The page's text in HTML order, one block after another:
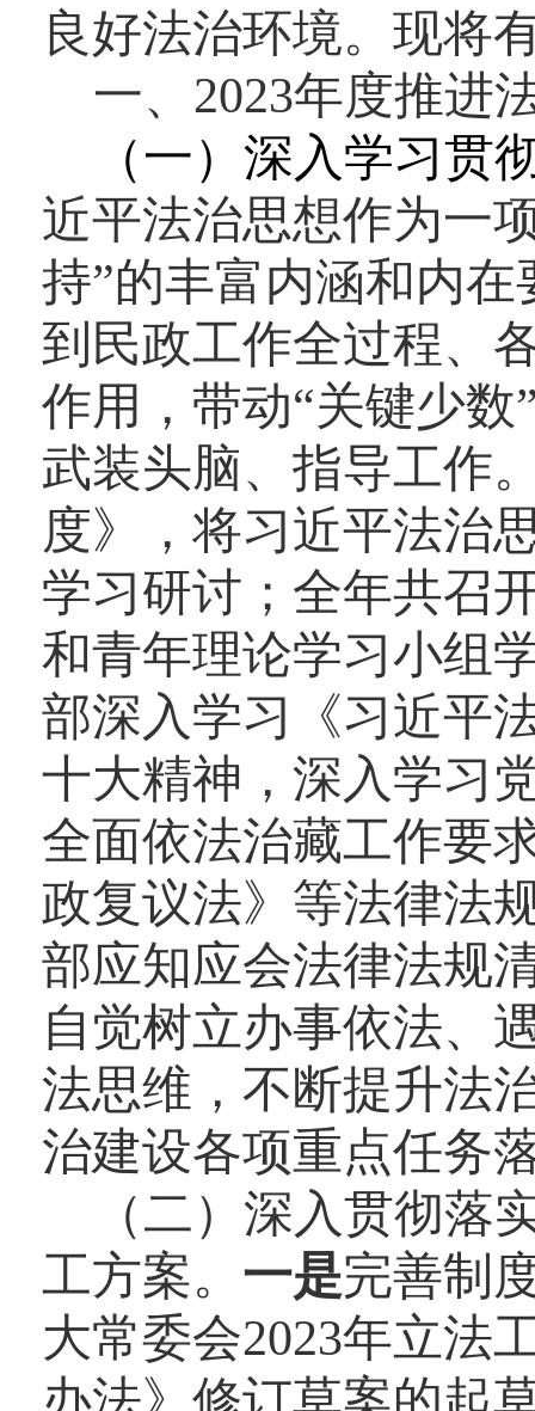
良好法治环境。现将
一、2023年度推进
（一）深入学习贯
近平法治思想作为一
持”的丰富内涵和内
到民政工作全过程、
作用，带动“关键少
武装头脑、指导工作
度》，将习近平法治
学习研讨；全年共召
和青年理论学习小组
部深入学习《习近平
十大精神，深入学习
全面依法治藏工作要
政复议法》等法律法
部应知应会法律法规
自觉树立办事依法、
法思维，不断提升法
治建设各项重点任务
（二）深入贯彻落
工方案。 一是完善制
大常委会2023年立法